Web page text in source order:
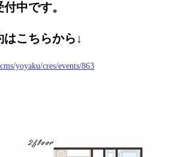
中です。
こちらから↓
yoyaku/cres/events/863